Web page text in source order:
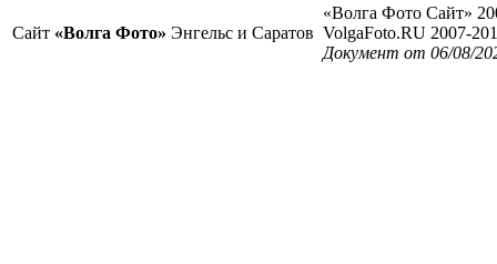
Сайт «Волга Фото» Энгельс и Саратов
«Волга Фото Сайт»
VolgaFoto.RU 2007-
Документ от 06/08/